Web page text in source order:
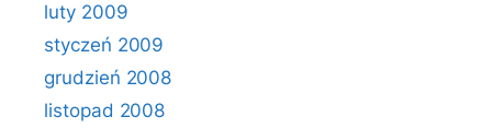
luty 2009
styczeń 2009
grudzień 2008
listopad 2008